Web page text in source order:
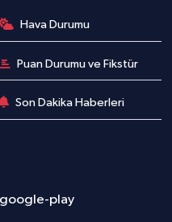
Hava Durumu
Puan Durumu ve Fikstür
Son Dakika Haberleri